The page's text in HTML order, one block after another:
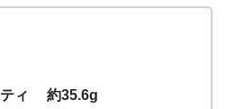
ティ 約35.6g